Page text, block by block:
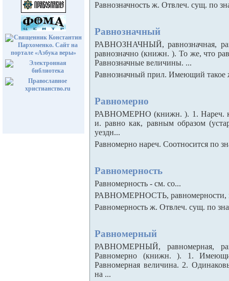
Равнозначность ж. Отвлеч. сущ. по
Равнозначный
РАВНОЗНАЧНЫЙ, равнозначная,
равнозначно (книжн. ). То же, что
Равнозначные величины. ...
Равнозначный прил. Имеющий такое
Равномерно
РАВНОМЕРНО (книжн. ). 1. Нареч. к
и. равно как, равным образом
уездн...
Равномерно нареч. Соотносится по
Равномерность
Равномерность - см. со...
РАВНОМЕРНОСТЬ, равномерности,
Равномерность ж. Отвлеч. сущ. по
Равномерный
РАВНОМЕРНЫЙ, равномерная,
Равномерно (книжн. ). 1.
Равномерная величина. 2.
на ...